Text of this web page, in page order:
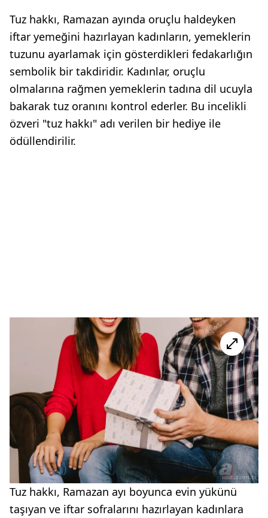
Tuz hakkı, Ramazan ayında oruçlu haldeyken
iftar yemeğini hazırlayan kadınların, yemeklerin
tuzunu ayarlamak için gösterdikleri fedakarlığın
sembolik bir takdiridir. Kadınlar, oruçlu
olmalarına rağmen yemeklerin tadına dil ucuyla
bakarak tuz oranını kontrol ederler. Bu incelikli
özveri "tuz hakkı" adı verilen bir hediye ile
ödüllendirilir.
Tuz hakkı, Ramazan ayı boyunca evin yükünü
taşıyan ve iftar sofralarını hazırlayan kadınlara